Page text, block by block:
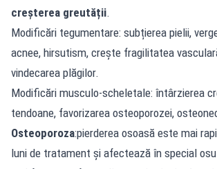
creșterea greutății.
Modificări tegumentare: subțierea pielii,
acnee, hirsutism, crește fragilitatea
vindecarea plăgilor.
Modificări musculo-scheletale: întârzierea
tendoane, favorizarea osteoporozei,
Osteoporoza:pierderea osoasă este mai
luni de tratament și afectează în special